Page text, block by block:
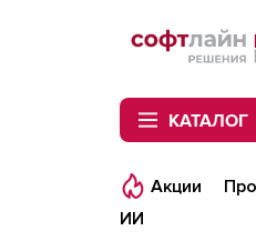
Softline
КАТАЛОГ
Акции
ИИ